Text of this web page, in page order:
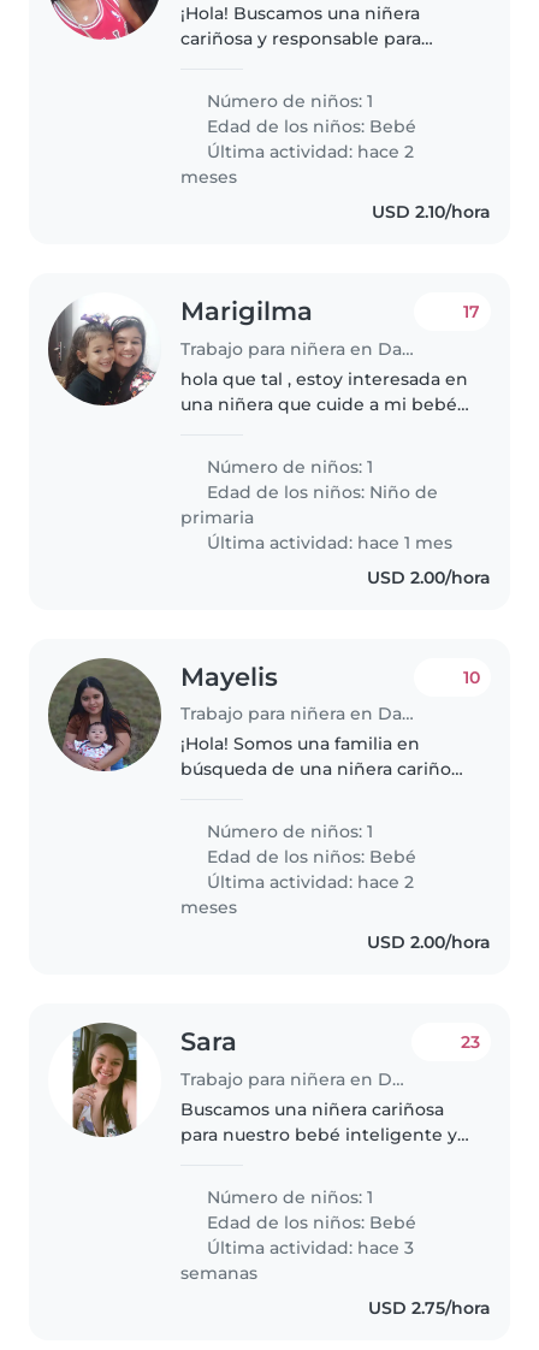
¡Hola! Buscamos una niñera
cariñosa y responsable para
amigable e inteligente. Nuestro
pequeño es muy curioso y
siempre está lleno de energía.
Necesitamos a..
Número de niños: 1
Edad de los niños: Bebé
Última actividad: hace 2
meses
USD 2.10/hora
Marigilma
Trabajo para niñera en David
17
hola que tal , estoy interesada en
una niñera que cuide a mi bebé
horario rotativo
Número de niños: 1
Edad de los niños: Niño de
primaria
Última actividad: hace 1 mes
USD 2.00/hora
Mayelis
Trabajo para niñera en David
10
¡Hola! Somos una familia en
búsqueda de una niñera cariñosa
nuestro bebé. Nuestro pequeño
es tranquilo, hablador y muy
curioso. Necesitamos a alguien
Número de niños: 1
Edad de los niños: Bebé
Última actividad: hace 2
meses
USD 2.00/hora
Sara
Trabajo para niñera en David
23
Buscamos una niñera cariñosa
para nuestro bebé inteligente y
muy amigable y siempre está
lleno de energía. Nos encantaría
encontrar a alguien que pueda..
Número de niños: 1
Edad de los niños: Bebé
Última actividad: hace 3
semanas
USD 2.75/hora